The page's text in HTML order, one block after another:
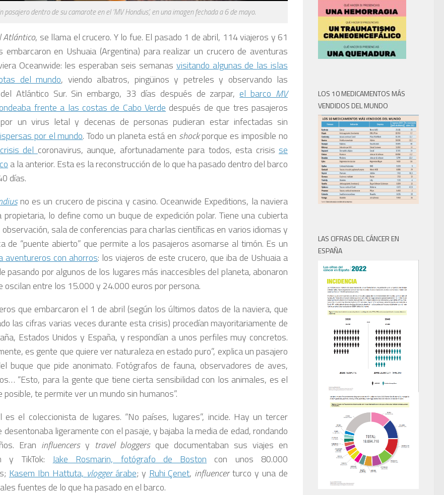
pasajero dentro de su camarote en el ‘MV Hondius’, en una imagen fechada a 6 de mayo.
Atlántico, se llama el crucero. Y lo fue. El pasado 1 de abril, 114 viajeros y 61
embarcaron en Ushuaia (Argentina) para realizar un crucero de aventuras
Oceanwide: les esperaban seis semanas visitando algunas de las islas
del mundo, viendo albatros, pingüinos y petreles y observando las
Atlántico Sur. Sin embargo, 33 días después de zarpar,el barco MV
frente a las costas de Cabo Verde después de que tres pasajeros
un virus letal y decenas de personas pudieran estar infectadas sin
por el mundo. Todo un planeta está en shockporque es imposible no
del coronavirus, aunque, afortunadamente para todos, esta crisis se
a la anterior. Esta es la reconstrucción de lo que ha pasado dentro del barco
días.
no es un crucero de piscina y casino. Oceanwide Expeditions, la naviera
propietaria, lo define como un buque de expedición polar. Tiene una cubierta
sala de conferencias para charlas científicas en varios idiomas y
de “puente abierto” que permite a los pasajeros asomarse al timón. Es un
aventureros con ahorros: los viajeros de este crucero, que iba de Ushuaia a
pasando por algunos de los lugares más inaccesibles del planeta, abonaron
oscilan entre los 15.000 y 24.000 euros por persona.
que embarcaron el 1 de abril (según los últimos datos de la naviera, que
las cifras varias veces durante esta crisis) procedían mayoritariamente de
Estados Unidos y España, y respondían a unos perfiles muy concretos.
es gente que quiere ver naturaleza en estado puro”, explica un pasajero
buque que pide anonimato. Fotógrafos de fauna, observadores de aves,
“Esto, para la gente que tiene cierta sensibilidad con los animales, es el
posible, te permite ver un mundo sin humanos”.
es el coleccionista de lugares. “No países, lugares”, incide. Hay un tercer
desentonaba ligeramente con el pasaje, y bajaba la media de edad, rondando
Eran influencersy travel bloggersque documentaban sus viajes en
y TikTok: Jake Rosmarin, fotógrafo de Boston con unos 80.000
Kasem Ibn Hattuta, vloggerárabe; y Ruhi Çenet, influencerturco y una de
fuentes de lo que ha pasado en el barco.
LOS 10 MEDICAMENTOS MÁS
VENDIDOS DEL MUNDO
LAS CIFRAS DEL CÁNCER EN
ESPAÑA